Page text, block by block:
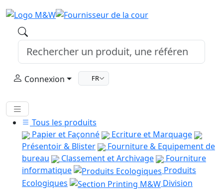
Connexion FR
Tous les produits
Papier et Façonné
Ecriture et Marquage
Présentoir & Blister
Fourniture & Equipement de
bureau
Classement et Archivage
Fourniture
informatique
Produits
Ecologiques
Division